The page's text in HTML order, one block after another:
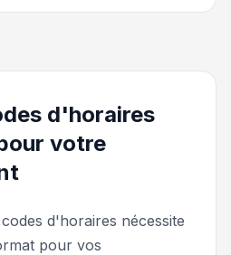
d'horaires
votre
d'horaires nécessite
pour vos